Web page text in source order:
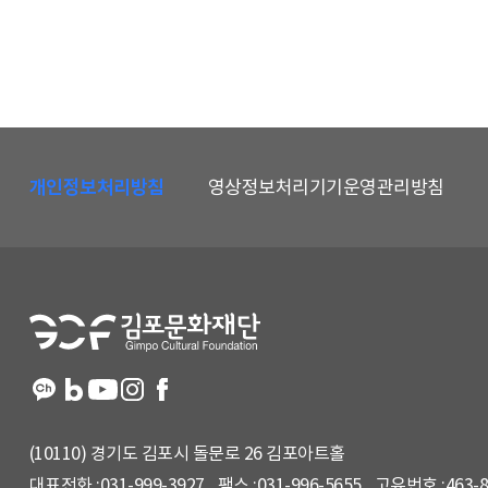
개인정보처리방침 영상정보처리기기운영관리방침
(10110) 경기도 김포시 돌문로 26 김포아트홀